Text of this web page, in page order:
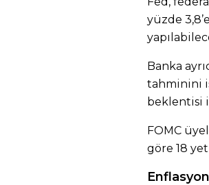
yüzde
Banka
tahminini
beklentisi
FOMC
göre 18